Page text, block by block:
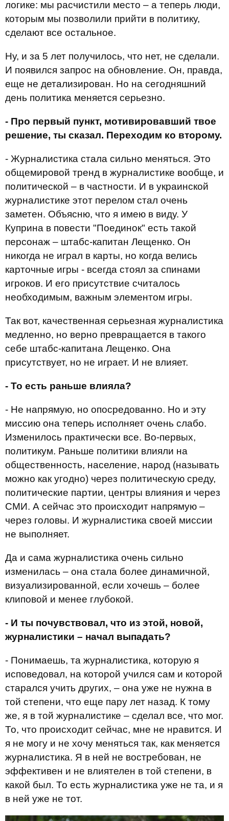
логике: мы расчистили место – а теперь люди,
которым мы позволили прийти в политику,
сделают все остальное.
Ну, и за 5 лет получилось, что нет, не сделали.
И появился запрос на обновление. Он, правда,
еще не детализирован. Но на сегодняшний
день политика меняется серьезно.
- Про первый пункт, мотивировавший твое
решение, ты сказал. Переходим ко второму.
- Журналистика стала сильно меняться. Это
общемировой тренд в журналистике вообще, и
политической – в частности. И в украинской
журналистике этот перелом стал очень
заметен. Объясню, что я имею в виду. У
Куприна в повести "Поединок" есть такой
персонаж – штабс-капитан Лещенко. Он
никогда не играл в карты, но когда велись
карточные игры - всегда стоял за спинами
игроков. И его присутствие считалось
необходимым, важным элементом игры.
Так вот, качественная серьезная журналистика
медленно, но верно превращается в такого
себе штабс-капитана Лещенко. Она
присутствует, но не играет. И не влияет.
- То есть раньше влияла?
- Не напрямую, но опосредованно. Но и эту
миссию она теперь исполняет очень слабо.
Изменилось практически все. Во-первых,
политикум. Раньше политики влияли на
общественность, население, народ (называть
можно как угодно) через политическую среду,
политические партии, центры влияния и через
СМИ. А сейчас это происходит напрямую –
через головы. И журналистика своей миссии
не выполняет.
Да и сама журналистика очень сильно
изменилась – она стала более динамичной,
визуализированной, если хочешь – более
клиповой и менее глубокой.
- И ты почувствовал, что из этой, новой,
журналистики – начал выпадать?
- Понимаешь, та журналистика, которую я
исповедовал, на которой учился сам и которой
старался учить других, – она уже не нужна в
той степени, что еще пару лет назад. К тому
же, я в той журналистике – сделал все, что мог.
То, что происходит сейчас, мне не нравится. И
я не могу и не хочу меняться так, как меняется
журналистика. Я в ней не востребован, не
эффективен и не влиятелен в той степени, в
какой был. То есть журналистика уже не та, и я
в ней уже не тот.